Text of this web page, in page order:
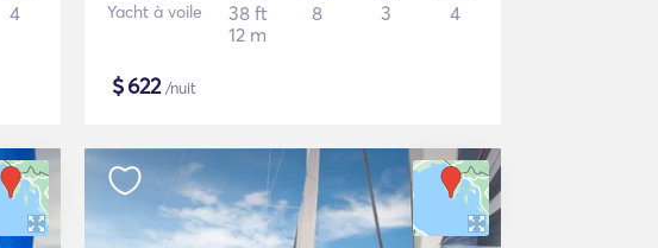
4 Yacht à voile
38 ft
12 m
8 3 4
$622/nuit